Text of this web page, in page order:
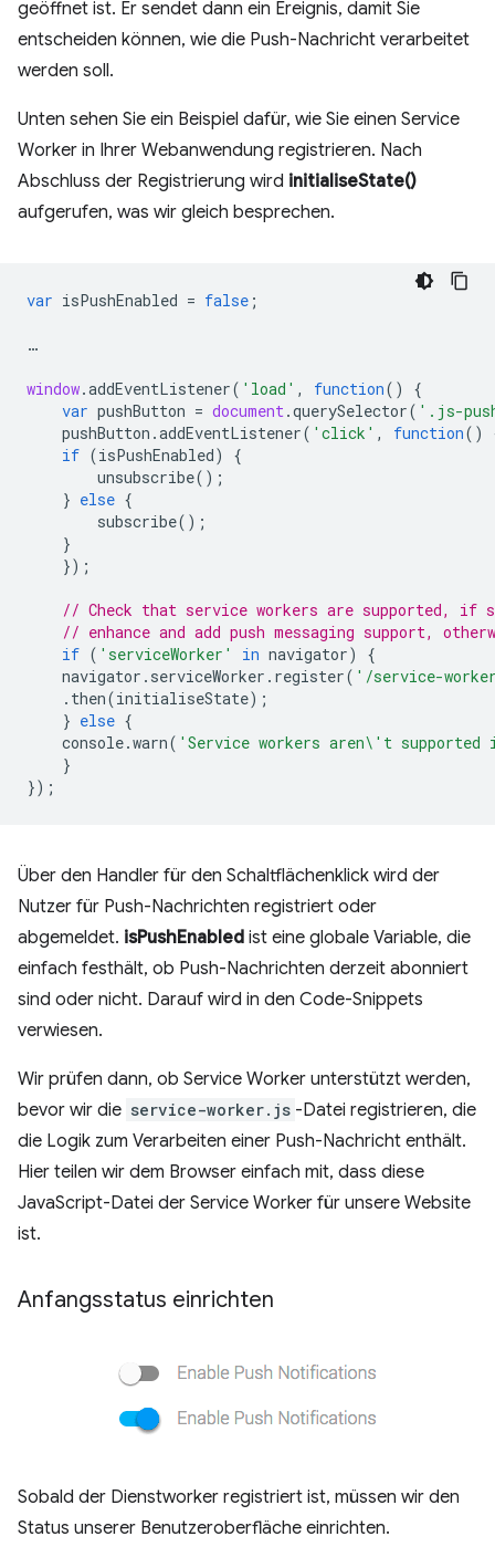
geöffnet ist. Er sendet dann ein Ereignis, damit Sie
entscheiden können, wie die Push-Nachricht verarbeitet
werden soll.
Unten sehen Sie ein Beispiel dafür, wie Sie einen Service
Worker in Ihrer Webanwendung registrieren. Nach
Abschluss der Registrierung wird initialiseState()
aufgerufen, was wir gleich besprechen.
var isPushEnabled = false ;
…
window.addEventListener( 'load' , function()
{
var pushButton = document.querySelector( '.js-
pushButton .addEventListener( 'click' , function()
if (isPushEnabled)
{
unsubscribe();
} else {
subscribe();
}
});
// Check that service workers are supported, if
// enhance and add push messaging support,
if ( 'serviceWorker' in navigator)
{
navigator . serviceWorker . register( '/service-
. then(initialiseState);
} else {
console.warn( 'Service workers aren\'t
}
});
Über den Handler für den Schaltflächenklick wird der
Nutzer für Push-Nachrichten registriert oder
abgemeldet. isPushEnabled ist eine globale Variable, die
einfach festhält, ob Push-Nachrichten derzeit abonniert
sind oder nicht. Darauf wird in den Code-Snippets
verwiesen.
Wir prüfen dann, ob Service Worker unterstützt werden,
bevor wir die service-worker.js -Datei registrieren, die
die Logik zum Verarbeiten einer Push-Nachricht enthält.
Hier teilen wir dem Browser einfach mit, dass diese
JavaScript-Datei der Service Worker für unsere Website
ist.
Anfangsstatus einrichten
Sobald der Dienstworker registriert ist, müssen wir den
Status unserer Benutzeroberfläche einrichten.